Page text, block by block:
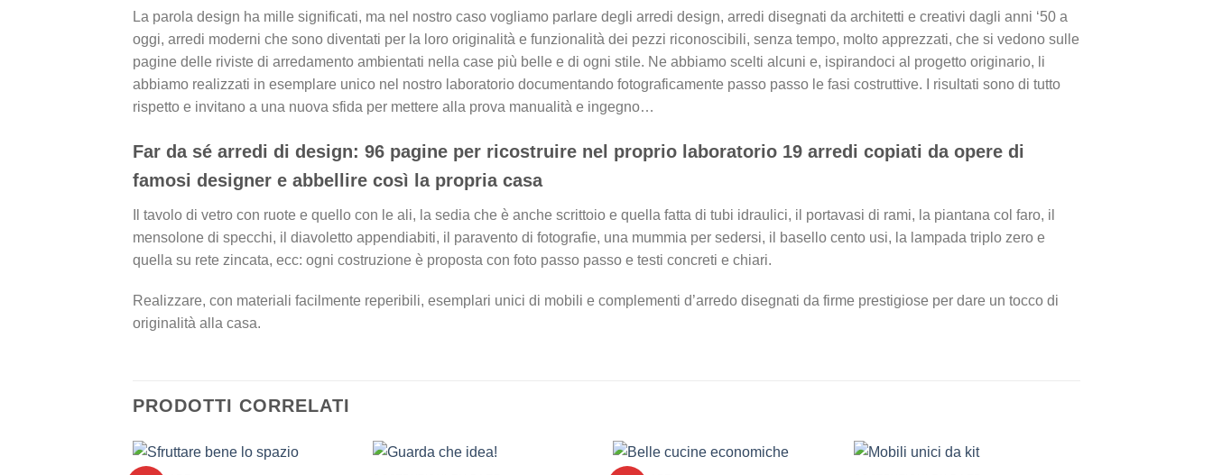
La parola design ha mille significati, ma nel nostro caso vogliamo parlare degli arredi design, arredi disegnati da architetti e creativi dagli anni ‘50 a
oggi, arredi moderni che sono diventati per la loro originalità e funzionalità dei pezzi riconoscibili, senza tempo, molto apprezzati, che si vedono sulle
pagine delle riviste di arredamento ambientati nella case più belle e di ogni stile. Ne abbiamo scelti alcuni e, ispirandoci al progetto originario, li
abbiamo realizzati in esemplare unico nel nostro laboratorio documentando fotograficamente passo passo le fasi costruttive. I risultati sono di tutto
rispetto e invitano a una nuova sfida per mettere alla prova manualità e ingegno…
Far da sé arredi di design: 96 pagine per ricostruire nel proprio laboratorio 19 arredi copiati da opere di
famosi designer e abbellire così la propria casa
Il tavolo di vetro con ruote e quello con le ali, la sedia che è anche scrittoio e quella fatta di tubi idraulici, il portavasi di rami, la piantana col faro, il
mensolone di specchi, il diavoletto appendiabiti, il paravento di fotografie, una mummia per sedersi, il basello cento usi, la lampada triplo zero e
quella su rete zincata, ecc: ogni costruzione è proposta con foto passo passo e testi concreti e chiari.
Realizzare, con materiali facilmente reperibili, esemplari unici di mobili e complementi d’arredo disegnati da firme prestigiose per dare un tocco di
originalità alla casa.
PRODOTTI CORRELATI